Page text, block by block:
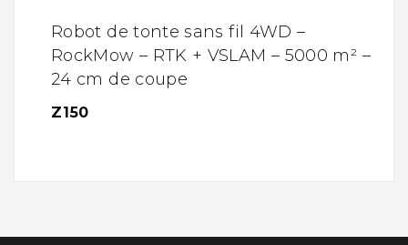
Robot de tonte sans fil 4WD –
RockMow – RTK + VSLAM – 5000 m² –
24 cm de coupe
Z150